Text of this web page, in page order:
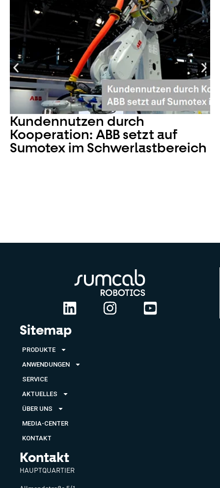
Kundennutzen durch
Kooperation: ABB setzt auf
Sumotex im Schwerlastbereich
Sitemap
PRODUKTE
ANWENDUNGEN
SERVICE
AKTUELLES
ÜBER UNS
MEDIA-CENTER
KONTAKT
Kontakt
HAUPTQUARTIER